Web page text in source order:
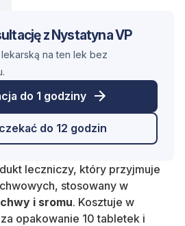
z Nystatyna VP
na ten lek bez
do 1 godziny
do 12 godzin
leczniczy, który przyjmuje
stosowany w
i sromu. Kosztuje w
opakowanie 10 tabletek i